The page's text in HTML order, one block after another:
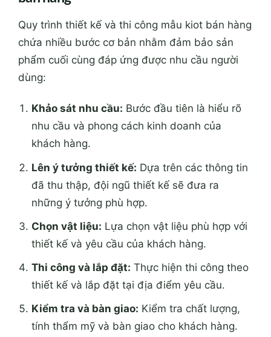
Quy trình thiết kế và thi công mẫu kiot bán hàng
chứa nhiều bước cơ bản nhằm đảm bảo sản
phẩm cuối cùng đáp ứng được nhu cầu người
dùng:
Khảo sát nhu cầu: Bước đầu tiên là hiểu rõ
nhu cầu và phong cách kinh doanh của
khách hàng.
Lên ý tưởng thiết kế: Dựa trên các thông tin
đã thu thập, đội ngũ thiết kế sẽ đưa ra
những ý tưởng phù hợp.
Chọn vật liệu: Lựa chọn vật liệu phù hợp với
thiết kế và yêu cầu của khách hàng.
Thi công và lắp đặt: Thực hiện thi công theo
thiết kế và lắp đặt tại địa điểm yêu cầu.
Kiểm tra và bàn giao: Kiểm tra chất lượng,
tính thẩm mỹ và bàn giao cho khách hàng.